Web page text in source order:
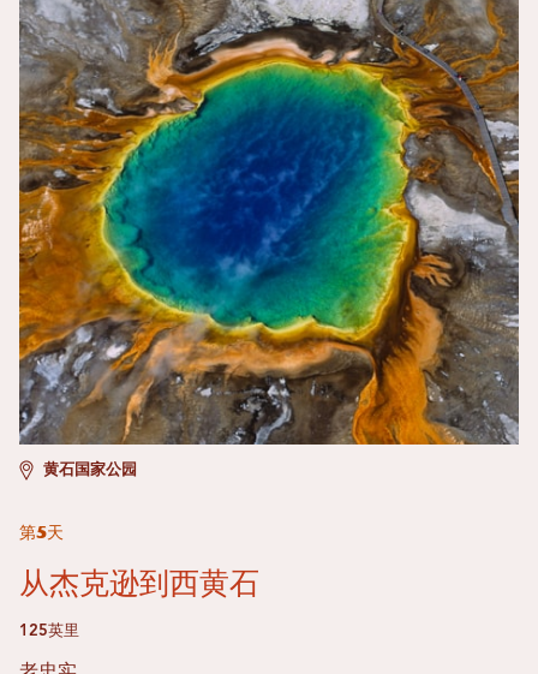
黄石国家公园
第5天
从杰克逊到西黄石
125英里